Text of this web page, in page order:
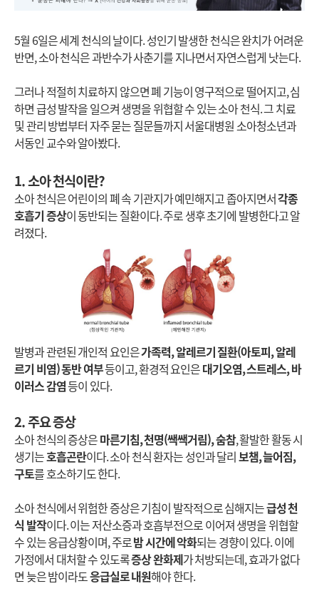
5월 6일은 세계 천식의 날이다. 성인기 발생한 천식은 완치가 어려운
반면, 소아 천식은 과반수가 사춘기를 지나면서 자연스럽게 낫는다.
그러나 적절히 치료하지 않으면 폐 기능이 영구적으로 떨어지고, 심
하면 급성 발작을 일으켜 생명을 위협할 수 있는 소아 천식. 그 치료
및 관리 방법부터 자주 묻는 질문들까지 서울대병원 소아청소년과
서동인 교수와 알아봤다.
1. 소아 천식이란?
소아 천식은 어린이의 폐 속 기관지가 예민해지고 좁아지면서각종
호흡기 증상이 동반되는 질환이다. 주로 생후 초기에 발병한다고 알
려졌다.
발병과 관련된 개인적 요인은가족력, 알레르기 질환(아토피, 알레
르기 비염) 동반 여부등이고, 환경적 요인은대기오염, 스트레스, 바
이러스 감염등이 있다.
2. 주요 증상
소아 천식의 증상은마른기침, 천명(쌕쌕거림), 숨참, 활발한 활동 시
생기는호흡곤란이다. 소아 천식 환자는 성인과 달리보챔, 늘어짐,
구토를 호소하기도 한다.
소아 천식에서 위험한 증상은 기침이 발작적으로 심해지는급성 천
식 발작이다. 이는 저산소증과 호흡부전으로 이어져 생명을 위협할
수 있는 응급상황이며, 주로밤 시간에 악화되는 경향이 있다. 이에
가정에서 대처할 수 있도록증상 완화제가 처방되는데, 효과가 없다
면 늦은 밤이라도응급실로 내원해야 한다.